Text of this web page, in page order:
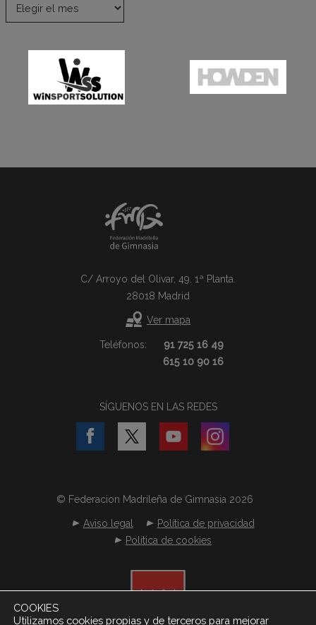
C/ Arroyo del Olivar, 49. 1ª Planta.
28018 Madrid
Ver mapa
Teléfonos:
91 725 16 49
615 10 90 16
SÍGUENOS EN LAS REDES
© Federacion Madrileña de Gimnasia 2026
Aviso legal
Política de privacidad
Política de cookies
COOKIES
Utilizamos cookies propias y de terceros para mejorar